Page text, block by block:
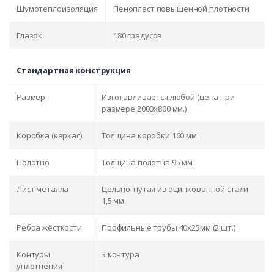
Шумотеплоизоляция Пенопласт повышенной плотности
Глазок 180 градусов
Стандартная конструкция
Размер
Изготавливается любой (цена при
размере 2000x800 мм.)
Коробка (каркас) Толщина коробки 160 мм
Полотно Толщина полотна 95 мм
Лист металла
Цельногнутая из оцинкованной стали
1,5 мм
Ребра жёсткости Профильные трубы 40х25мм (2 шт.)
Контуры
уплотнения
3 контура